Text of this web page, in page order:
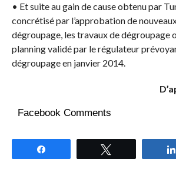
• Et suite au gain de cause obtenu par
concrétisé par l’approbation de
dégroupage, les travaux de dégroupage
planning validé par le régulateur
dégroupage en janvier 2014.
Facebook Comments